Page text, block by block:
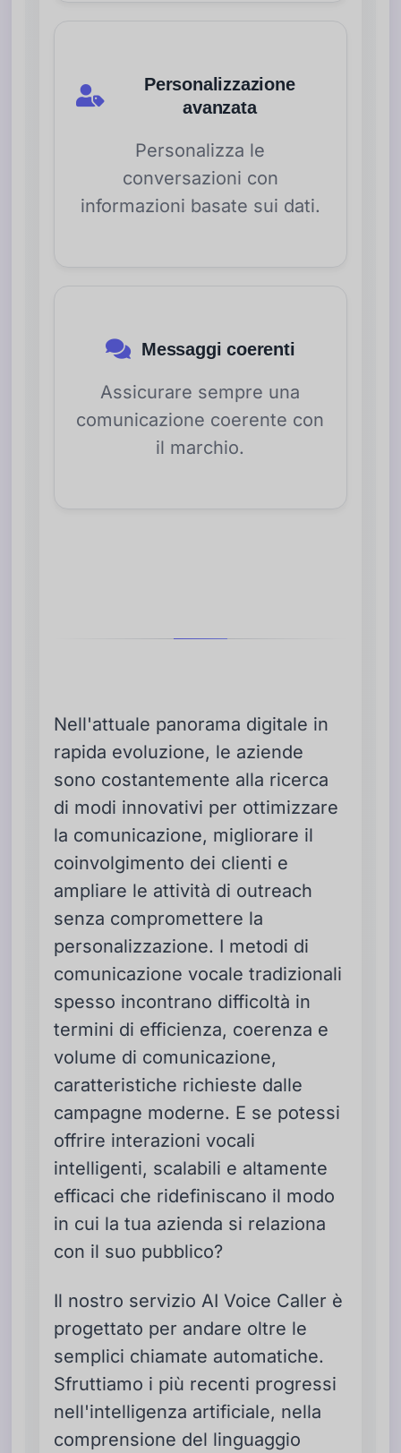
Personalizzazione
avanzata
Personalizza le
conversazioni con
informazioni basate sui dati.
Messaggi coerenti
Assicurare sempre una
comunicazione coerente con
il marchio.
Nell'attuale panorama digitale in
rapida evoluzione, le aziende
sono costantemente alla ricerca
di modi innovativi per ottimizzare
la comunicazione, migliorare il
coinvolgimento dei clienti e
ampliare le attività di outreach
senza compromettere la
personalizzazione. I metodi di
comunicazione vocale tradizionali
spesso incontrano difficoltà in
termini di efficienza, coerenza e
volume di comunicazione,
caratteristiche richieste dalle
campagne moderne. E se potessi
offrire interazioni vocali
intelligenti, scalabili e altamente
efficaci che ridefiniscano il modo
in cui la tua azienda si relaziona
con il suo pubblico?
Il nostro servizio AI Voice Caller è
progettato per andare oltre le
semplici chiamate automatiche.
Sfruttiamo i più recenti progressi
nell'intelligenza artificiale, nella
comprensione del linguaggio